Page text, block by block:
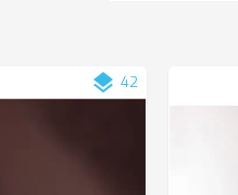
layers 42